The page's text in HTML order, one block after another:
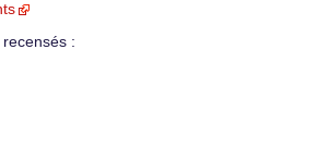
: